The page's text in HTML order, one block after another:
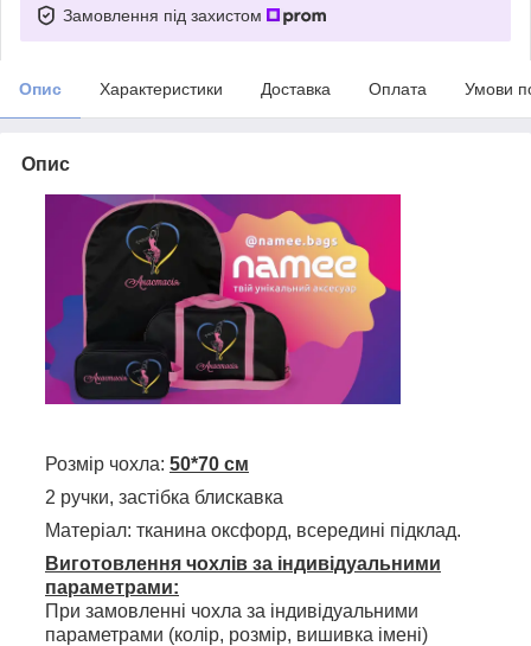
Замовлення під захистом
Опис Характеристики Доставка Оплата Умови
Опис
Розмір чохла: 50*70 см
2 ручки, застібка блискавка
Матеріал: тканина оксфорд, всередині підклад.
Виготовлення чохлів за індивідуальними
параметрами:
При замовленні чохла за індивідуальними
параметрами (колір, розмір, вишивка імені)